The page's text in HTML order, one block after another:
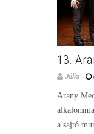
13.
Júlia
Arany
a sajtó